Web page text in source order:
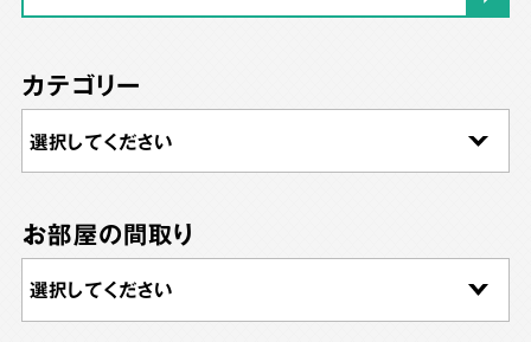
カテゴリー
お部屋の間取り